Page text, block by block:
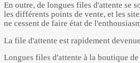
En outre, de longues files d'attente se
les différents points de vente, et les
ne cessent de faire état de
La file d'attente est rapidement
Longues files d'attente à la boutique de